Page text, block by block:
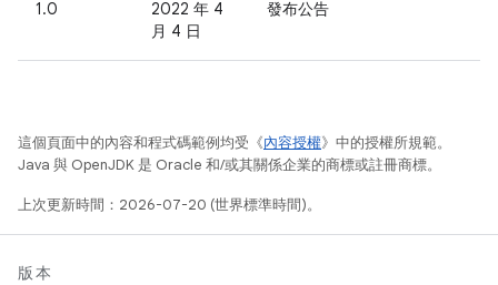
1.0
2022 年 4
月 4 日
發布公告
這個頁面中的內容和程式碼範例均受《內容授權》中的授權所規範。
Java 與 OpenJDK 是 Oracle 和/或其關係企業的商標或註冊商標。
上次更新時間：2026-07-20 (世界標準時間)。
版本